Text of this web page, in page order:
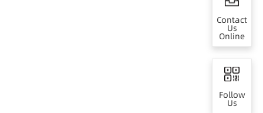
Contact
Us
Online
Follow
Us